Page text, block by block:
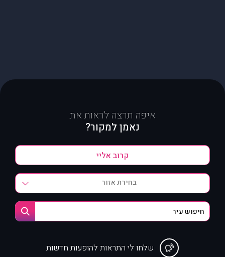
איפה תרצה לראות את
נאמן למקור?
בחירת אזור
שלחו לי התראות להופעות חדשות